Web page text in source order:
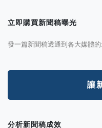
立即購買新聞稿曝光
發一篇新聞稿透通到各大媒體
讓
分析新聞稿成效